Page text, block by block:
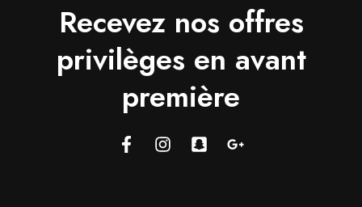
Recevez nos offres
privilèges en avant
première